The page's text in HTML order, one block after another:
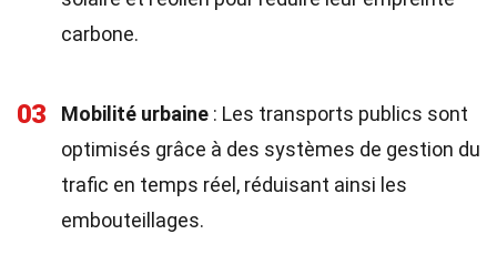
carbone.
03 Mobilité urbaine : Les transports publics sont
optimisés grâce à des systèmes de gestion du
trafic en temps réel, réduisant ainsi les
embouteillages.